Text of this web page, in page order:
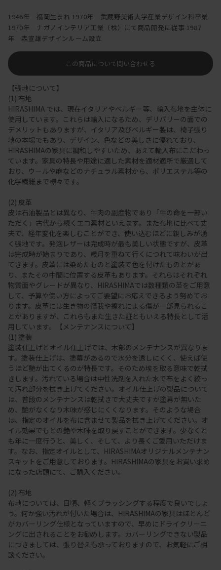
この商品について問い合わせる
1946年 福岡生まれ 1970年 武蔵野美術大学産業デザイン科卒業
1970年 ナガノインテリア工業（株）にて商品開発に従事 1987
年 森宣雄デザインルーム設立
【張地について】
(1) 布地
HIRASHIMA では、現在イタリアやベルギー等、輸入布地を主体に
使用しています。これらは輸入になるため、デリバリーの面での
デメリットもありますが、イタリア及びベルギー製は、椅子張り
地の本場でもあり、デザイン、色などの美しさに優れており、
HIRASHIMAの家具に調和しやすいため、あえて輸入布にこだわっ
ています。家具の特長や用途に適した素材を適材適所で厳選して
おり、ウールや麻などのナチュラル素材から、ポリエステル等の
化学繊維まで様々です。
(2) 皮革
皮は石油製品とは異なり、牛肉の副産物であり「牛の命を一部い
ただく」古代から続くエコ素材といえます。また布地に比べて丈
夫で、経年変化を楽しむことができ、使い込むほどに親しみが湧
く張地です。発泡レザーは完成時が最も美しい状態ですが、皮革
は完成時が始まりであり、歳月を重ねて行くにつれて味わいが出
てきます。皮革には染めたものと塗装で色を付けたものとがあ
り、またその中間に位置する皮革もあります。それらはそれぞれ
物質面やグレードが異なり、HIRASHIMAでは数種類の革をご用意
して、予算や使い方によってご要望にお応えできるよう努めてお
ります。皮革には生き物の怪我や擦れによる傷が一部見られるこ
とがありますが、これらもまた生きた証ともいえる特長として活
用しています。【メンテナンスについて】
(1) 塗装
塗装仕上げとオイル仕上げでは、木部のメンテナンスが異なりま
す。塗装仕上げは、塗幕があるので水分を透しにくく、使えば使
うほど艶が出てくるのが特長です。そのため埃を取る意味で乾拭
きします。汚れている場合は中性洗剤を入れた水で布をよく絞っ
て汚れ部分を拭き上げてください。オイル仕上げの製品について
は、普段のメンテナンスは乾拭きで大丈夫ですが塗幕が無いた
め、艶がなくなり木味が感じにくくなります。そのような場合
は、指定のオイルを布に含ませて製品を拭き上げてください。オ
イル効果でもとの艶や木味を取り戻すことができます。少なくと
も年に一度行うと、美しく、そして、より長くご愛用いただけま
す。なお、指定オイルとして、HIRASHIMAオリジナルメンテナン
スキットをご用意しております。HIRASHIMAの家具をお買い求め
になった店頭にて、ご購入ください。
(2) 布地
布地については、日頃、軽くブラッシングする程度で良いでしょ
う。何か強い汚れが付いた場合は、HIRASHIMAの家具はほとんど
がカバーリング仕様となっていますので、早めにドライクリーニ
ングに出されることをお勧めします。カバーリングできない製品
につきましては、張り替えも承っておりますので、お気軽にご相
談ください。